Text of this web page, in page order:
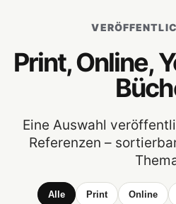
Print, Online,
Eine Auswahl
Referenzen –
Alle Print Online